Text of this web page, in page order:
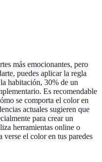
más emocionantes, pero
puedes aplicar la regla
habitación, 30% de un
Es recomendable
se comporta el color en
actuales sugieren que
para crear un
herramientas online o
el color en tus paredes